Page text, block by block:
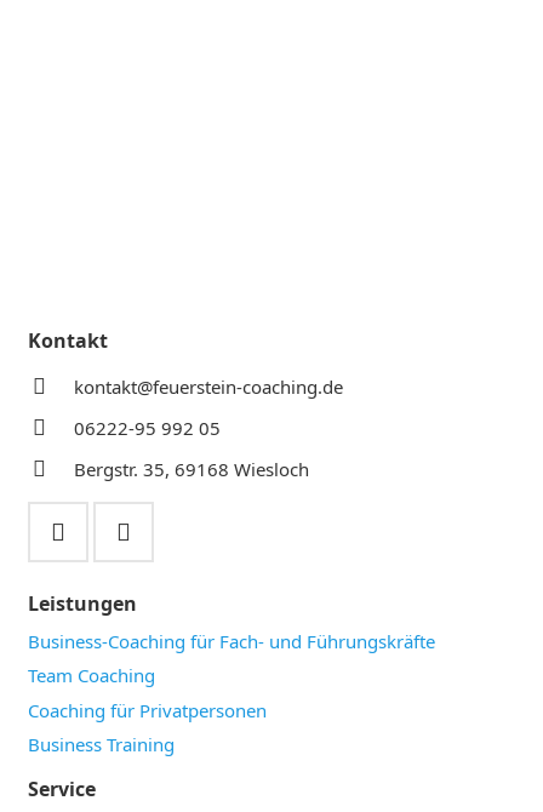
Kontakt
kontakt@feuerstein-coaching.de
06222-95 992 05
Bergstr. 35, 69168 Wiesloch
Leistungen
Business-Coaching für Fach- und Führungskräfte
Team Coaching
Coaching für Privatpersonen
Business Training
Service